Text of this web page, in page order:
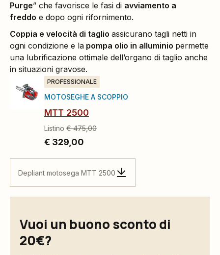
Purge” che favorisce le fasi di avviamento a
freddo e dopo ogni rifornimento.
Coppia e velocità di taglio assicurano tagli netti in
ogni condizione e la pompa olio in alluminio permette
una lubrificazione ottimale dell’organo di taglio anche
in situazioni gravose.
PROFESSIONALE
MOTOSEGHE A SCOPPIO
MTT 2500
Listino € 475,00
€ 329,00
Depliant motosega MTT 2500
Vuoi un buono sconto di
20€?